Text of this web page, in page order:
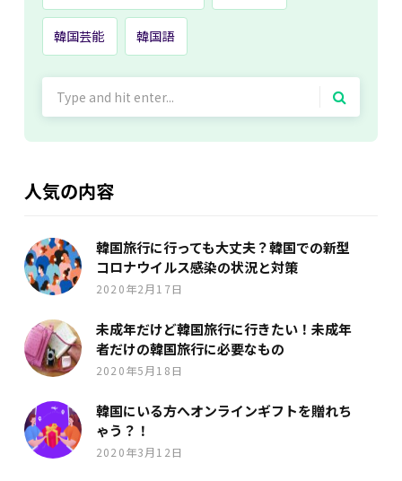
韓国芸能 韓国語
人気の内容
韓国旅行に行っても大丈夫？韓国での新型
コロナウイルス感染の状況と対策
2020年2月17日
未成年だけど韓国旅行に行きたい！未成年
者だけの韓国旅行に必要なもの
2020年5月18日
韓国にいる方へオンラインギフトを贈れち
ゃう？！
2020年3月12日